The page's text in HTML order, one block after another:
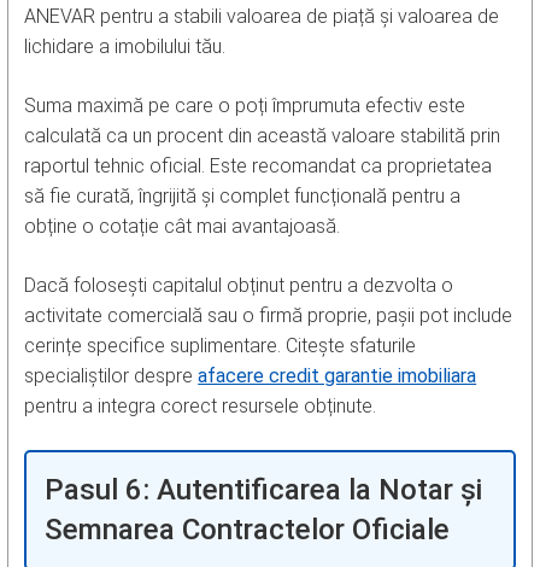
ANEVAR pentru a stabili valoarea de piață și valoarea de
lichidare a imobilului tău.
Suma maximă pe care o poți împrumuta efectiv este
calculată ca un procent din această valoare stabilită prin
raportul tehnic oficial. Este recomandat ca proprietatea
să fie curată, îngrijită și complet funcțională pentru a
obține o cotație cât mai avantajoasă.
Dacă folosești capitalul obținut pentru a dezvolta o
activitate comercială sau o firmă proprie, pașii pot include
cerințe specifice suplimentare. Citește sfaturile
specialiștilor despreafacere credit garantie imobiliara
pentru a integra corect resursele obținute.
Pasul 6: Autentificarea la Notar și
Semnarea Contractelor Oficiale